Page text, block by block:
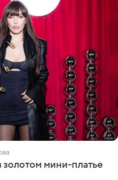
золотом мини-платье